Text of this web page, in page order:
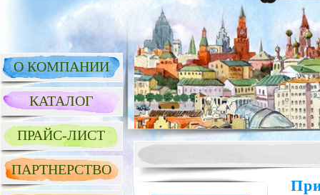
О КОМПАНИИ
КАТАЛОГ
ПРАЙС-ЛИСТ
ПАРТНЕРСТВО